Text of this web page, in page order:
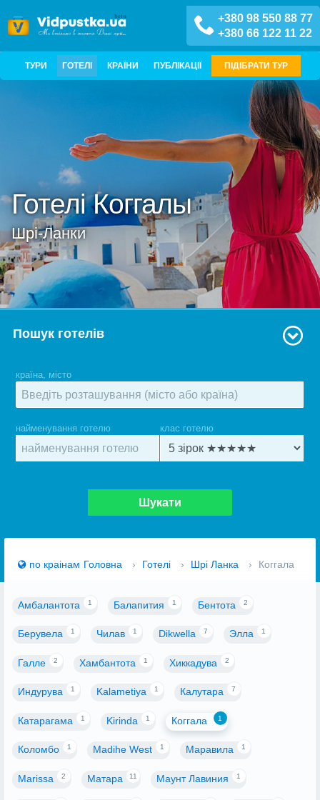
+380 98 550 88 77
+380 66 122 11 22
ТУРИ ГОТЕЛІ КРАЇНИ ПУБЛІКАЦІЇ ПІДІБРАТИ ТУР
Готелі Коггалы
Шрі-Ланки
Пошук готелів
країна, місто
найменування готелю клас готелю
Шукати
по краiнам Головна › Готелі › Шрі Ланка › Коггала
Амбалантота 1 Балапития 1 Бентота 2
Берувела 1 Чилав 1 Dikwella 7 Элла 1
Галле 2 Хамбантота 1 Хиккадува 2
Индурува 1 Kalametiya 1 Калутара 7
Катарагама 1 Kirinda 1 Коггала 1
Коломбо 1 Madihe West 1 Маравила 1
Marissa 2 Матара 11 Маунт Лавиния 1